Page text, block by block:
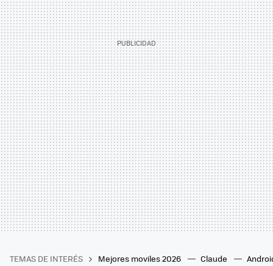
TEMAS DE INTERÉS Mejores moviles 2026 Claude